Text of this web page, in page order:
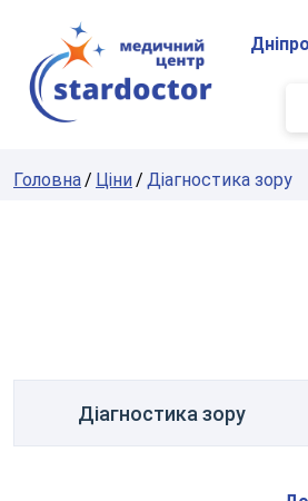
Головна
Дніпро
Головна Ціни Діагностика зору
Діагностика зору